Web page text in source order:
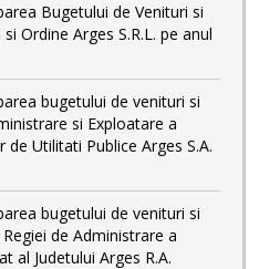
Bugetului de Venituri si
Ordine Arges S.R.L. pe anul
bugetului de venituri si
si Exploatare a
de Utilitati Publice Arges S.A.
bugetului de venituri si
de Administrare a
al Judetului Arges R.A.